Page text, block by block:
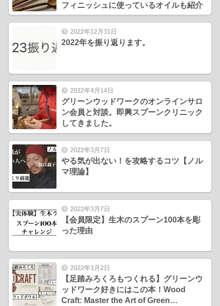
フィニッシュに使っているオイルも紹介
2022年12月31日
2022年を振り返ります。
2022年4月14日
グリーンウッドワークのオンラインサロ
ン会員と対談。即興スプーンクリニック
してきました。
2022年3月7日
やる気が出ない！を攻略するコツ【ノル
マ理論】
2022年3月7日
【会員限定】生木のスプーン100本を彫
った理由
2022年3月2日
【足踏みろくろもつくれる】グリーンウ
ッドワーク好きにはこの本！Wood
Craft: Master the Art of Green